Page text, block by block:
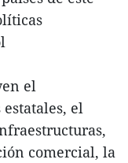
el
el
comercial, la